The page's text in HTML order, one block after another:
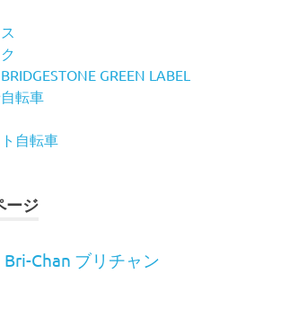
GREEN LABEL
転車
自転車
ージ
Bri-Chan ブリチャン